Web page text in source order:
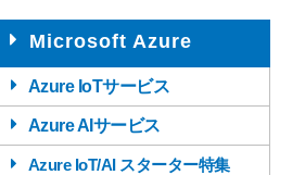
Microsoft Azure
Azure IoTサービス
Azure AIサービス
Azure IoT/AI スターター特集